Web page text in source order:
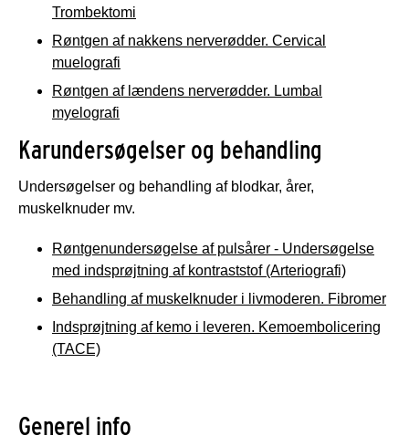
Trombektomi
Røntgen af nakkens nerverødder. Cervical
muelografi
Røntgen af lændens nerverødder. Lumbal
myelografi
Karundersøgelser og behandling
Undersøgelser og behandling af blodkar, årer,
muskelknuder mv.
Røntgenundersøgelse af pulsårer - Undersøgelse
med indsprøjtning af kontraststof (Arteriografi)
Behandling af muskelknuder i livmoderen. Fibromer
Indsprøjtning af kemo i leveren. Kemoembolicering
(TACE)
Generel info